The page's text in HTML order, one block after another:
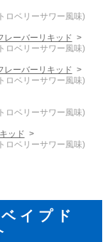
ロベリーサワー風味)
レーバーリキッド
ロベリーサワー風味)
レーバーリキッド
ロベリーサワー風味)
ロベリーサワー風味)
ッド
ロベリーサワー風味)
イプド